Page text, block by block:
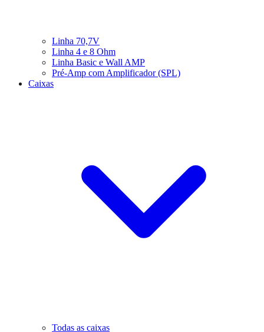
Linha 70,7V
Linha 4 e 8 Ohm
Linha Basic e Wall AMP
Pré-Amp com Amplificador (SPL)
Caixas
Todas as caixas